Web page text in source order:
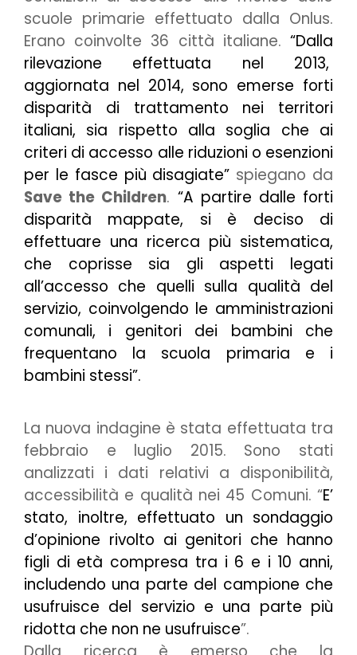
scuole primarie effettuato dalla Onlus.
Erano coinvolte 36 città italiane. “Dalla
rilevazione effettuata nel 2013,
aggiornata nel 2014, sono emerse forti
disparità di trattamento nei territori
italiani, sia rispetto alla soglia che ai
criteri di accesso alle riduzioni o esenzioni
per le fasce più disagiate” spiegano da
Save the Children. “A partire dalle forti
disparità mappate, si è deciso di
effettuare una ricerca più sistematica,
che coprisse sia gli aspetti legati
all’accesso che quelli sulla qualità del
servizio, coinvolgendo le amministrazioni
comunali, i genitori dei bambini che
frequentano la scuola primaria e i
bambini stessi”.
La nuova indagine è stata effettuata tra
febbraio e luglio 2015. Sono stati
analizzati i dati relativi a disponibilità,
accessibilità e qualità nei 45 Comuni. “E’
stato, inoltre, effettuato un sondaggio
d’opinione rivolto ai genitori che hanno
figli di età compresa tra i 6 e i 10 anni,
includendo una parte del campione che
usufruisce del servizio e una parte più
ridotta che non ne usufruisce”.